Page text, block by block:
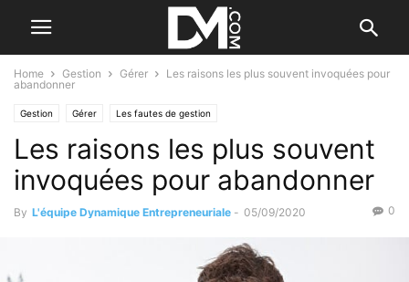
Home Gestion Gérer
Les raisons les plus souvent invoquées pour
abandonner
Gestion Gérer Les fautes de gestion
Les raisons les plus souvent
invoquées pour abandonner
By L'équipe Dynamique Entrepreneuriale - 05/09/2020 0